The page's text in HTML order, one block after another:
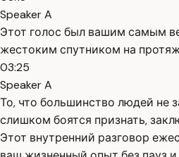
Speaker A
Этот голос был вашим самым
жестоким спутником на
03:25
Speaker A
То, что большинство людей не
слишком боятся признать,
Этот внутренний разговор